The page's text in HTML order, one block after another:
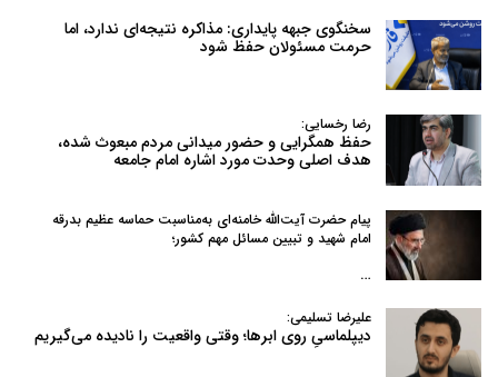
سخنگوی جبهه پایداری: مذاکره نتیجه‌ای ندارد، اما
حرمت مسئولان حفظ شود
رضا رخسایی:
حفظ همگرایی و حضور میدانی مردم مبعوث شده،
هدف اصلی وحدت مورد اشاره امام جامعه
پیام حضرت آیت‌الله خامنه‌ای به‌مناسبت حماسه عظیم بدرقه
امام شهید و تبیین مسائل مهم کشور؛
…
علیرضا تسلیمی:
دیپلماسیِ روی ابرها؛ وقتی واقعیت را نادیده می‌گیریم